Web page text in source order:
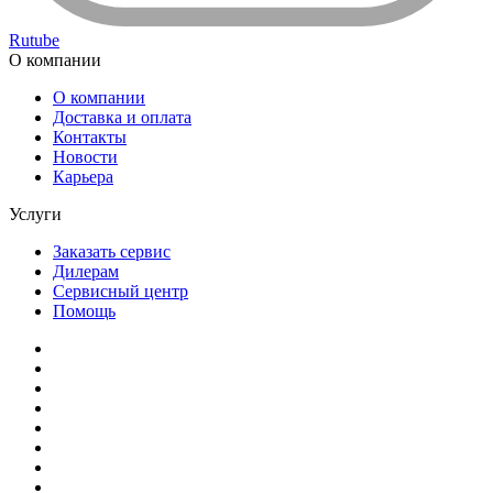
Rutube
О компании
О компании
Доставка и оплата
Контакты
Новости
Карьера
Услуги
Заказать сервис
Дилерам
Сервисный центр
Помощь